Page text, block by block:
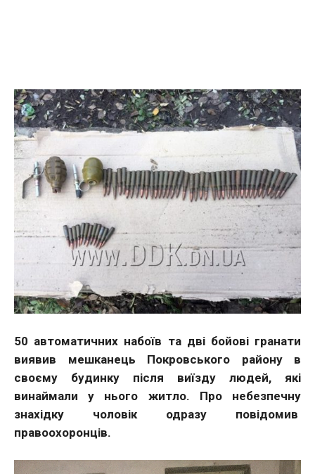
50 автоматичних набоїв та дві бойові гранати
виявив мешканець Покровського району в
своєму будинку після виїзду людей, які
винаймали у нього житло. Про небезпечну
знахідку чоловік одразу повідомив
правоохоронців.